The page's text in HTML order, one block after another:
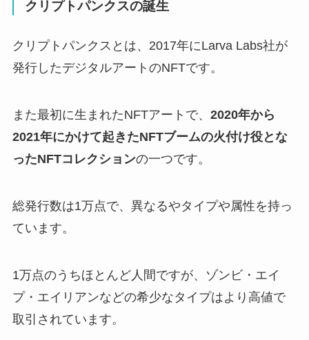
クリプトパンクスの誕生
クリプトパンクスとは、2017年にLarva Labs社が
発行したデジタルアートのNFTです。
また最初に生まれたNFTアートで、 2020年から
2021年にかけて起きたNFTブームの火付け役とな
ったNFTコレクションの一つです。
総発行数は1万点で、異なるやタイプや属性を持っ
ています。
1万点のうちほとんど人間ですが、ゾンビ・エイ
プ・エイリアンなどの希少なタイプはより高値で
取引されています。